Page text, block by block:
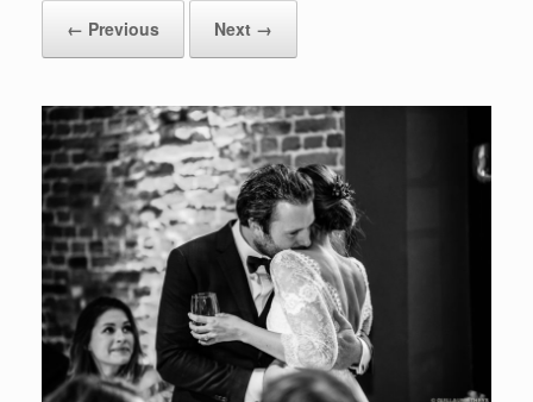
← Previous
Next →